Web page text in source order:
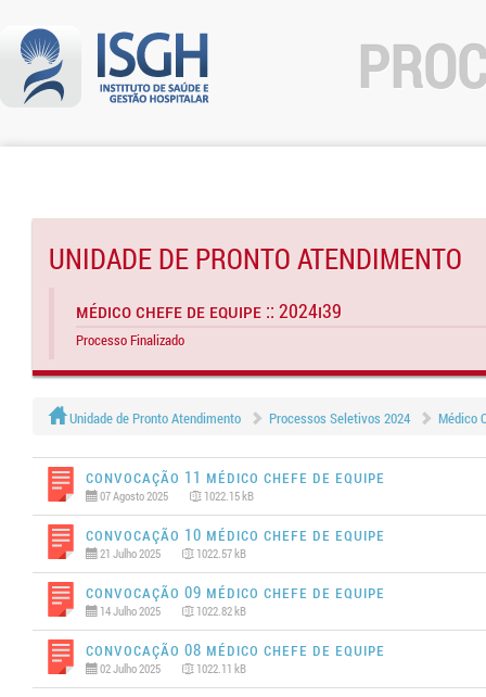
UNIDADE DE PRONTO ATENDIMENTO
Médico Chefe de Equipe :: 2024I39
Processo Finalizado
Unidade de Pronto Atendimento Processos Seletivos 2024 Médico
Convocação 11 MÉDICO CHEFE DE EQUIPE
07 Agosto 2025 1022.15 kB
Convocação 10 MÉDICO CHEFE DE EQUIPE
21 Julho 2025 1022.57 kB
Convocação 09 MÉDICO CHEFE DE EQUIPE
14 Julho 2025 1022.82 kB
Convocação 08 MÉDICO CHEFE DE EQUIPE
02 Julho 2025 1022.11 kB